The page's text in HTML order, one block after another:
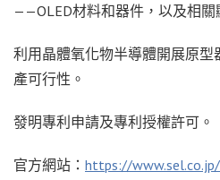
——OLED材料和器件，以及相關
利用晶體氧化物半導體開展原
產可行性。
發明專利申請及專利授權許可。
官方網站： https://